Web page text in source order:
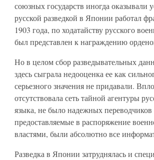
союзных государств иногда оказывали
русской разведкой в Японии работал
1903 года, по ходатайству русского
был представлен к награждению
Но в целом сбор разведывательных
здесь сыграла недооценка ее как
серьезного значения не придавали.
отсутствовала сеть тайной агентуры
языка, не было надежных
предоставляемые в распоряжение
властями, были абсолютно все
Разведка в Японии затруднялась и